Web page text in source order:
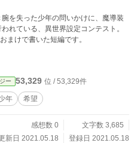
を失った少年の問いかけに、魔導装
まけで書いた短編です。
ー 53,329 位 / 53,329件
年 希望
感想数 0
文字数 3,685
新日 2021.05.18
登録日 2021.05.18